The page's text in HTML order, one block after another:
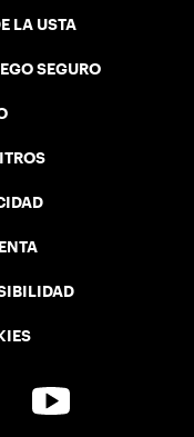
LA USTA
SEGURO